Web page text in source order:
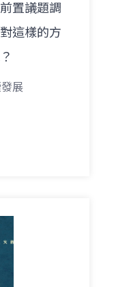
置議題調
這樣的方
展